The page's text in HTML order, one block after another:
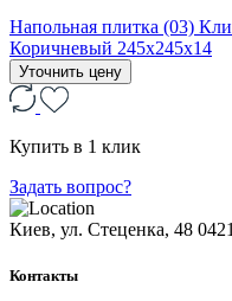
Напольная плитка (03)
Коричневый 245x245x14
Уточнить цену
Купить в 1 клик
Задать вопрос?
Киев, ул. Стеценка, 48
Контакты